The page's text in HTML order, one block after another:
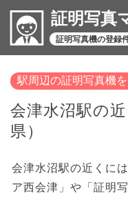
証明写真
証明写真機の登録
駅周辺の証明写真機
会津水沼駅の
県）
会津水沼駅の近くに
ア西会津」や「証明